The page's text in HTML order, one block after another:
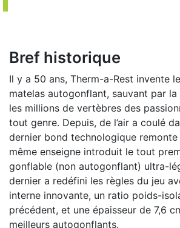
Bref historique
Il y a 50 ans, Therm-a-Rest invente
matelas autogonflant, sauvant par
les millions de vertèbres des
tout genre. Depuis, de l’air a coulé
dernier bond technologique
même enseigne introduit le tout
gonflable (non autogonflant) ultra-
dernier a redéfini les règles du jeu
interne innovante, un ratio poids-
précédent, et une épaisseur de 7,6
meilleurs autogonflants.